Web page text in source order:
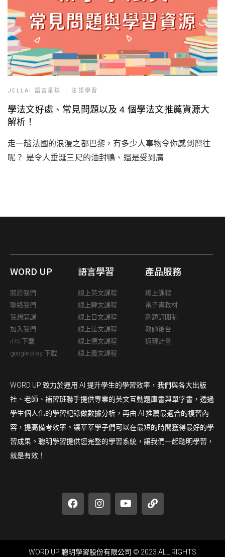
JELLA! 語言星球 法語學習
學法文好處、常見問題以及 4 個學法文推薦資源大
解析！
走一趟法國的浪漫之都巴黎，有多少人事物令你感到嚮往
呢？ 是令人垂涎三尺的油封鴨、還是受到廣
WORD UP
關於我們
聯絡我們
我想開課
加入我們
iOS 下載
google play 下載
語言學習
線上英文課程
線上韓文課程
線上日文課程
線上法文課程
線上德文課程
線上義文課程
產品服務
線上課程
電子書教材
刷題訂閱制
教師後台
返現計畫
WORD UP 致力於運用 AI 提升學生的學習效率，我們與各大出版
社、老師、補習班聯手提供專業的英文互動題庫書與單字書，透過
學生個人化的學習紀錄做數據分析，再由 AI 推薦最適合的複習內
容，提高備考效率。讓莘莘學子們可以在最短的時間獲得最好的學
習成果。聰明學習提供您完整的學習系統，讓我們一起聰明學習，
就是有效！
WORD UP 聰明學習股份有限公司 © 2023 ALL RIGHTS